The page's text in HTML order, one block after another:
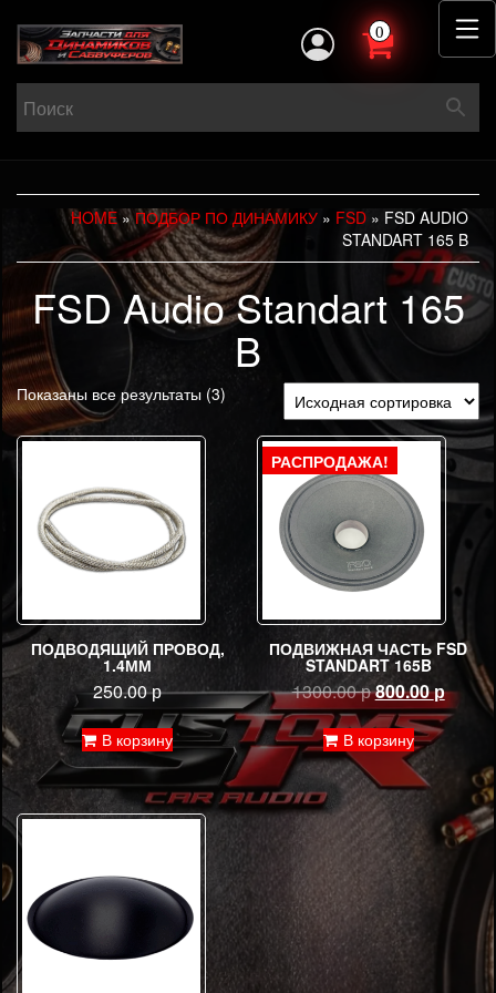
0
HOME »ПОДБОР ПО ДИНАМИКУ » FSD » FSD AUDIO
STANDART 165 B
FSD Audio Standart 165
B
Показаны все результаты (3)
ПОДВОДЯЩИЙ ПРОВОД,
1.4ММ
250.00р
В корзину
РАСПРОДАЖА!
ПОДВИЖНАЯ ЧАСТЬ FSD
STANDART 165B
1300.00р
цена
составляла
1300.00 р.
800.00р
цена:
В корзину